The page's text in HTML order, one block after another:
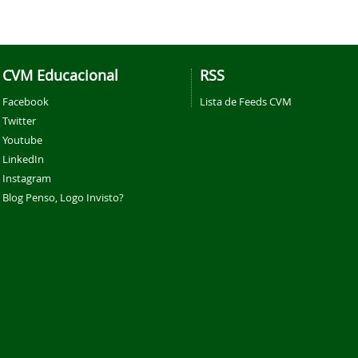
CVM Educacional
Facebook
Twitter
Youtube
LinkedIn
Instagram
Blog Penso, Logo Invisto?
RSS
Lista de Feeds CVM